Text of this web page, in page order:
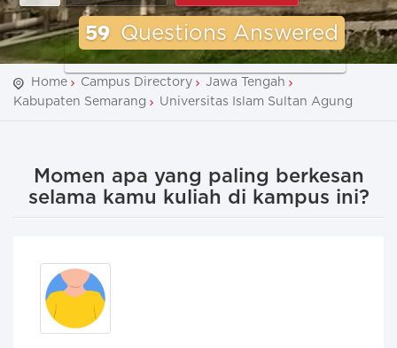
59 Questions Answered
Home Campus Directory
Jawa Tengah
Kabupaten Semarang
Universitas Islam Sultan Agung
Momen apa yang paling berkesan
selama kamu kuliah di kampus ini?